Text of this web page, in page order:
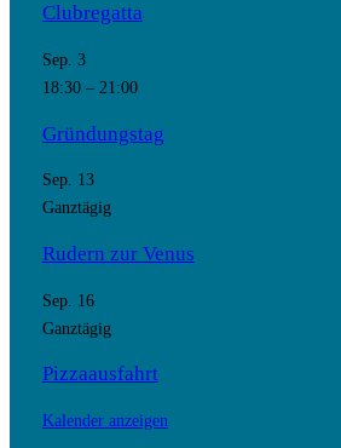
Clubregatta
Sep. 3
18:30– 21:00
Gründungstag
Sep. 13
Ganztägig
Rudern zur Venus
Sep. 16
Ganztägig
Pizzaausfahrt
Kalender anzeigen